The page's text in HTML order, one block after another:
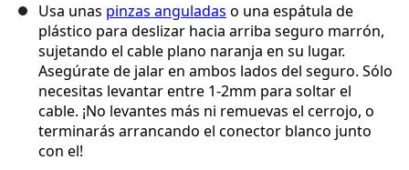
Usa unas pinzas anguladas o una espátula de
plástico para deslizar hacia arriba seguro marrón,
sujetando el cable plano naranja en su lugar.
Asegúrate de jalar en ambos lados del seguro. Sólo
necesitas levantar entre 1-2mm para soltar el
cable. ¡No levantes más ni remuevas el cerrojo, o
terminarás arrancando el conector blanco junto
con el!